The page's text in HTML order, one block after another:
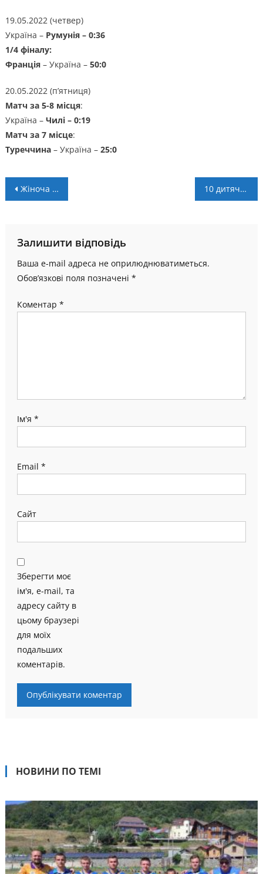
19.05.2022 (четвер)
Україна – Румунія – 0:36
1/4 фіналу:
Франція – Україна – 50:0
20.05.2022 (п’ятниця)
Матч за 5-8 місця:
Україна –Чилі – 0:19
Матч за 7 місце:
Туреччина – Україна – 25:0
Навігація
Жіноча збірна України U-21 поступається Польщі, але виходить на Євро 10 дитячих команд змагались у турнірі Victoria Cup 2022
Залишити відповідь
Ваша e-mail адреса не оприлюднюватиметься.
Обов’язкові поля позначені *
Коментар *
Ім'я *
Email *
Сайт
Зберегти моє
ім'я, e-mail, та
адресу сайту в
цьому браузері
для моїх
подальших
коментарів.
НОВИНИ ПО ТЕМІ